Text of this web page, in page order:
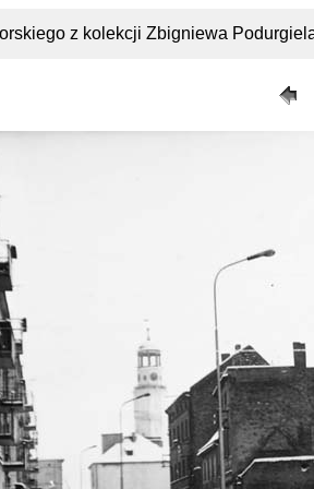
z kolekcji Zbigniewa